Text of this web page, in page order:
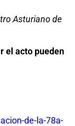
Asturiano de
el acto pueden
de-la-78a-